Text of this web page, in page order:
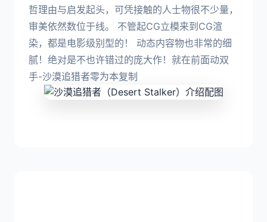
哲理由与启发起头，可凭接触的人士物很不少量，
审美依然数位于线。 不管起CG立模来到CG渲
染，都是电影级别型的！ 动态内容物也非常的细
腻！绝对是不也许错过的庞大作！就在前面动双
手-沙漠追猎者零为本复制